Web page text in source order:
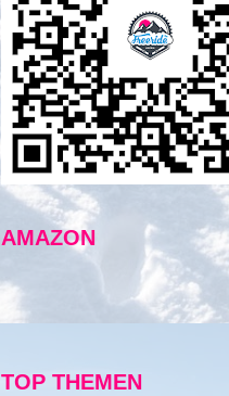
AMAZON
TOP THEMEN